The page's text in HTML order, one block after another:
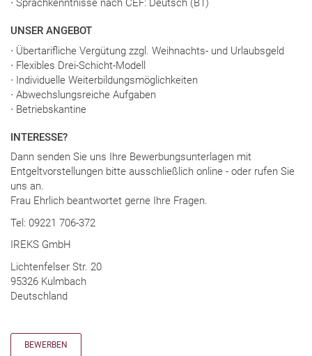
∙ Sprachkenntnisse nach CEF: Deutsch (B1)
UNSER ANGEBOT
∙ Übertarifliche Vergütung zzgl. Weihnachts- und Urlaubsgeld
∙ Flexibles Drei-Schicht-Modell
∙ Individuelle Weiterbildungsmöglichkeiten
∙ Abwechslungsreiche Aufgaben
∙ Betriebskantine
INTERESSE?
Dann senden Sie uns Ihre Bewerbungsunterlagen mit
Entgeltvorstellungen bitte ausschließlich online - oder rufen Sie
uns an.
Frau Ehrlich beantwortet gerne Ihre Fragen.
Tel: 09221 706-372
IREKS GmbH
Lichtenfelser Str. 20
95326 Kulmbach
Deutschland
BEWERBEN